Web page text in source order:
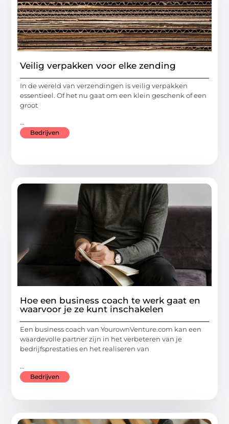
Veilig verpakken voor elke zending
In de wereld van verzendingen is veilig verpakken
essentieel. Of het nu gaat om een klein geschenk of een
groot
...
Bedrijven
Hoe een business coach te werk gaat en
waarvoor je ze kunt inschakelen
Een business coach van YourownVenture.com kan een
waardevolle partner zijn in het verbeteren van je
bedrijfsprestaties en het realiseren van
...
Bedrijven